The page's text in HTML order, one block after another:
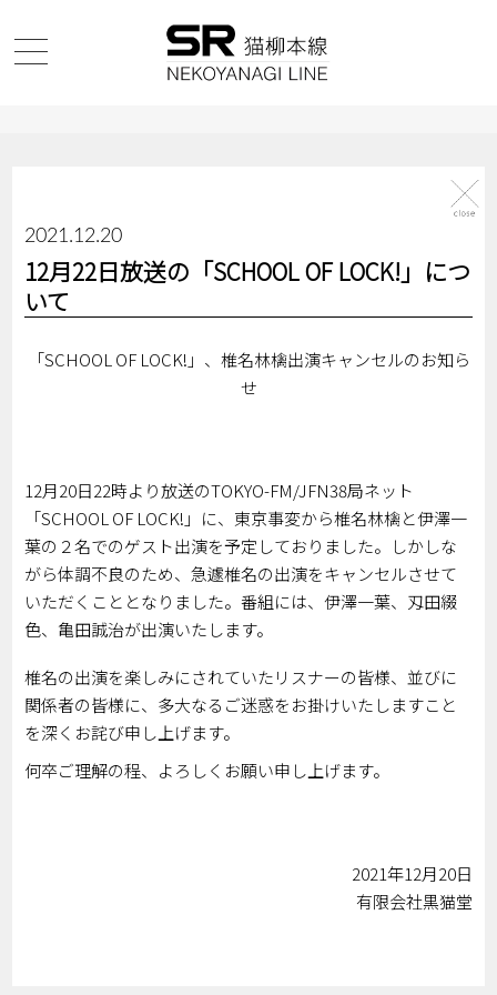
2021.12.20
12月22日放送の「SCHOOL OF LOCK!」につ
いて
「SCHOOL OF LOCK!」、椎名林檎出演キャンセルのお知ら
せ
12月20日22時より放送のTOKYO-FM/JFN38局ネット
「SCHOOL OF LOCK!」に、東京事変から椎名林檎と伊澤一
葉の２名でのゲスト出演を予定しておりました。しかしな
がら体調不良のため、急遽椎名の出演をキャンセルさせて
いただくこととなりました。番組には、伊澤一葉、刄田綴
色、亀田誠治が出演いたします。
椎名の出演を楽しみにされていたリスナーの皆様、並びに
関係者の皆様に、多大なるご迷惑をお掛けいたしますこと
を深くお詫び申し上げます。
何卒ご理解の程、よろしくお願い申し上げます。
2021年12月20日
有限会社黒猫堂